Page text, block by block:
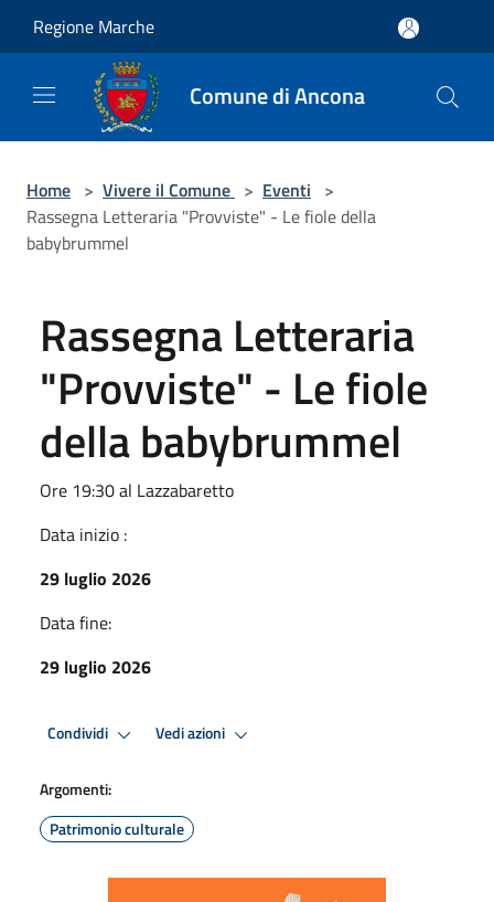
Regione Marche
Comune di Ancona
Home > Vivere il Comune > Eventi >
Rassegna Letteraria "Provviste" - Le fiole della
babybrummel
Rassegna Letteraria
"Provviste" - Le fiole
della babybrummel
Ore 19:30 al Lazzabaretto
Data inizio :
29 luglio 2026
Data fine:
29 luglio 2026
Condividi Vedi azioni
Argomenti:
Patrimonio culturale